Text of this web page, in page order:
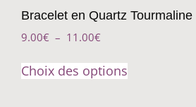
Bracelet en Quartz Tourmaline
9.00€ – 11.00€
Choix des options